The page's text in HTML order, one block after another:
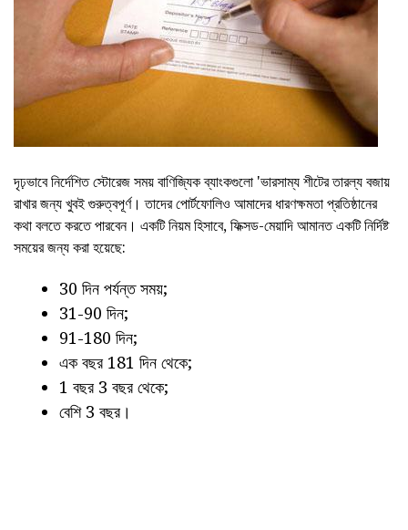
দৃঢ়ভাবে নির্দেশিত স্টোরেজ সময় বাণিজ্যিক ব্যাংকগুলো 'ভারসাম্য শীটের তারল্য বজায়
রাখার জন্য খুবই গুরুত্বপূর্ণ। তাদের পোর্টফোলিও আমাদের ধারণক্ষমতা প্রতিষ্ঠানের
কথা বলতে করতে পারবেন। একটি নিয়ম হিসাবে, ফিক্সড-মেয়াদি আমানত একটি নির্দিষ্ট
সময়ের জন্য করা হয়েছে:
30 দিন পর্যন্ত সময়;
31-90 দিন;
91-180 দিন;
এক বছর 181 দিন থেকে;
1 বছর 3 বছর থেকে;
বেশি 3 বছর।